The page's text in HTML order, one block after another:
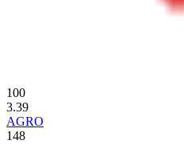
100
3.39
AGRO
148